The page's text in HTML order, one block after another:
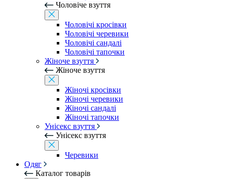
Чоловіче взуття
Чоловічі кросівки
Чоловічі черевики
Чоловічі сандалі
Чоловічі тапочки
Жіноче взуття
Жіноче взуття
Жіночі кросівки
Жіночі черевики
Жіночі сандалі
Жіночі тапочки
Унісекс взуття
Унісекс взуття
Черевики
Одяг
Каталог товарів